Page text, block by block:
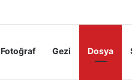
Fotoğraf Gezi Dosya